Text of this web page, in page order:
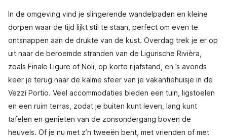
In de omgeving vind je slingerende wandelpaden en kleine
dorpen waar de tijd lijkt stil te staan, perfect om even te
ontsnappen aan de drukte van de kust. Overdag trek je er op
uit naar de beroemde stranden van de Ligurische Rivièra,
zoals Finale Ligure of Noli, op korte rijafstand, en ’s avonds
keer je terug naar de kalme sfeer van je vakantiehuisje in de
Vezzi Portio. Veel accommodaties bieden een tuin, ligstoelen
en een ruim terras, zodat je buiten kunt leven, lang kunt
tafelen en genieten van de zonsondergang boven de
heuvels. Of je nu met z’n tweeën bent, met vrienden of met